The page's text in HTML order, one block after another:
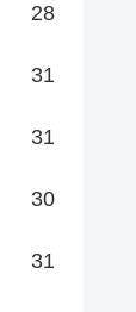
28
31
31
30
31